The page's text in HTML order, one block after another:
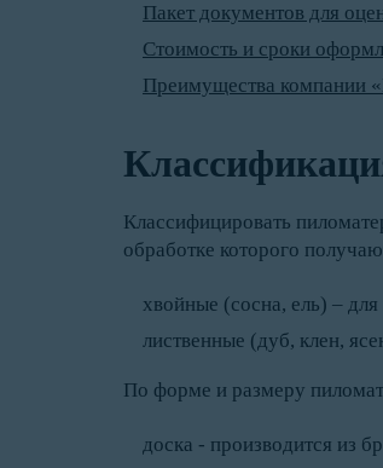
Пакет документов для
Стоимость и сроки
Преимущества компании
Классифицировать
обработке которого
хвойные (сосна, ель) –
лиственные (дуб, клен,
По форме и размеру
доска - производится из